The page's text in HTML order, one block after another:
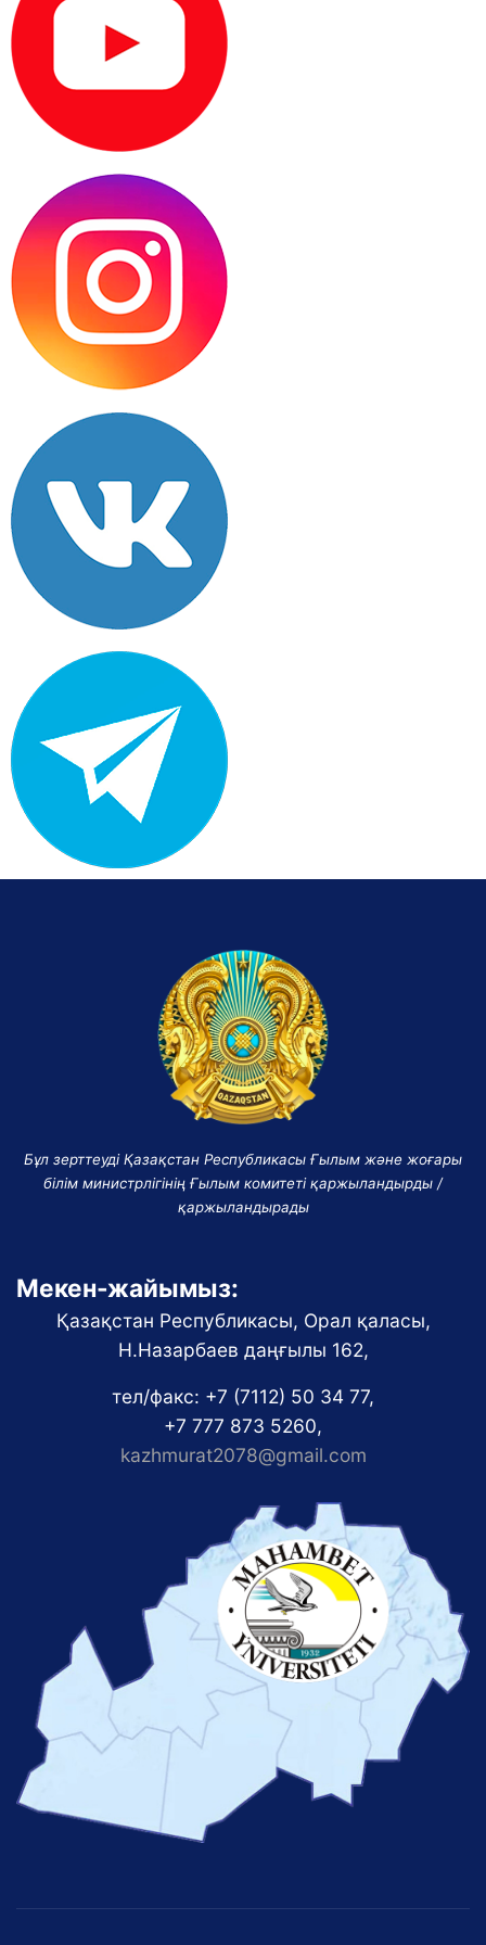
Бұл зерттеуді Қазақстан Республикасы Ғылым және жоғары
білім министрлігінің Ғылым комитеті қаржыландырды /
қаржыландырады
Мекен-жайымыз:
Қазақстан Республикасы, Орал қаласы,
Н.Назарбаев даңғылы 162,
тел/факс: +7 (7112) 50 34 77,
+7 777 873 5260,
kazhmurat2078@gmail.com